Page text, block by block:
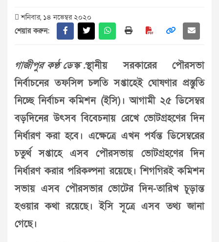
শনিবার, ১৪ নভেম্বর ২০২০
শেয়ার করুন:
গাজীপুর কণ্ঠ ডেস্ক :স্থানীয় সরকারের পৌরসভা
নির্বাচনের তফসিল চলতি সপ্তাহেই ঘোষণার প্রস্তুতি
নিচ্ছে নির্বাচন কমিশন (ইসি)। আগামী ২৫ ডিসেম্বর
বড়দিনের উৎসব বিবেচনায় রেখে ভোটগ্রহণের দিন
নির্ধারণ করা হবে। এক্ষেত্রে এখন পর্যন্ত ডিসেম্বরের
চতুর্থ সপ্তাহে এসব পৌরসভায় ভোটগ্রহণের দিন
নির্ধারণ করার পরিকল্পনা রয়েছে। শিগগিরই কমিশন
সভায় এসব পৌরসভার ভোটের দিন-তারিখ চূড়ান্ত
হওয়ার কথা রয়েছে। ইসি সূত্রে এসব তথ্য জানা
গেছে।